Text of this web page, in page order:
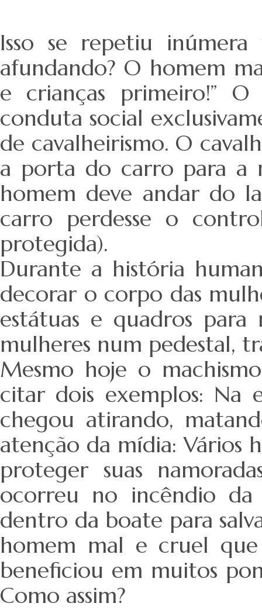
Isso se repetiu
afundando? O homem
e crianças primeiro!”
conduta social
de cavalheirismo. O
a porta do carro para a
homem deve andar do
carro perdesse o
protegida).
Durante a história
decorar o corpo das
estátuas e quadros para
mulheres num pedestal,
Mesmo hoje o
citar dois exemplos: Na
chegou atirando,
atenção da mídia: Vários
proteger suas
ocorreu no incêndio da
dentro da boate para
homem mal e cruel
beneficiou em muitos
Como assim?